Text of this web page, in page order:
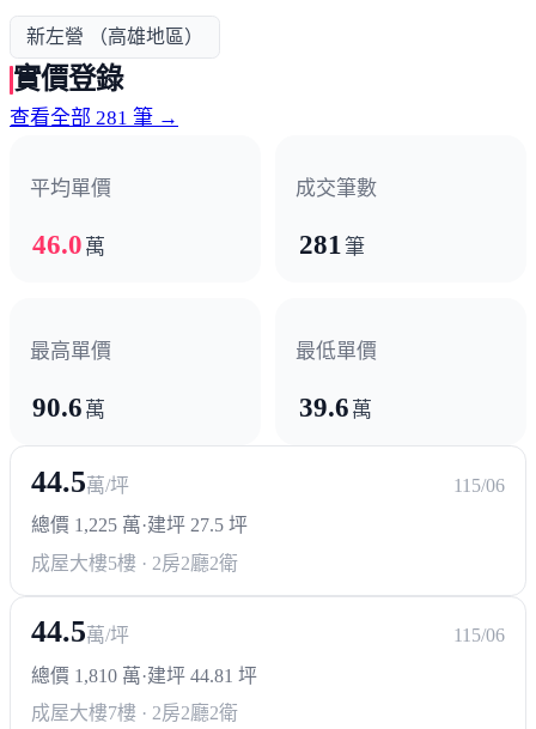
新左營 （高雄地區）
實價登錄
查看全部 281 筆 →
平均單價
46.0 萬
成交筆數
281 筆
最高單價
90.6 萬
最低單價
39.6 萬
44.5萬/坪
115/06
總價 1,225 萬·建坪 27.5 坪
成屋大樓5樓 · 2房2廳2衛
44.5萬/坪
115/06
總價 1,810 萬·建坪 44.81 坪
成屋大樓7樓 · 2房2廳2衛